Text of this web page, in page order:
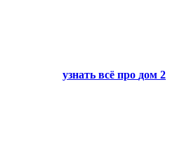
узнать всё про дом 2